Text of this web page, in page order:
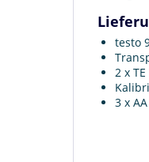
testo
2 x
3 x